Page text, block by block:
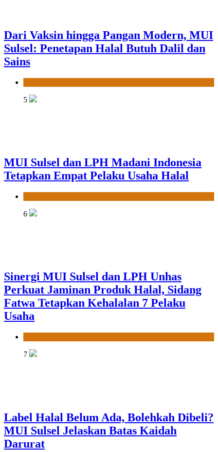
Dari Vaksin hingga Pangan Modern, MUI
Sulsel: Penetapan Halal Butuh Dalil dan
Sains
5
MUI Sulsel dan LPH Madani Indonesia
Tetapkan Empat Pelaku Usaha Halal
6
Sinergi MUI Sulsel dan LPH Unhas
Perkuat Jaminan Produk Halal, Sidang
Fatwa Tetapkan Kehalalan 7 Pelaku
Usaha
7
Label Halal Belum Ada, Bolehkah Dibeli?
MUI Sulsel Jelaskan Batas Kaidah
Darurat